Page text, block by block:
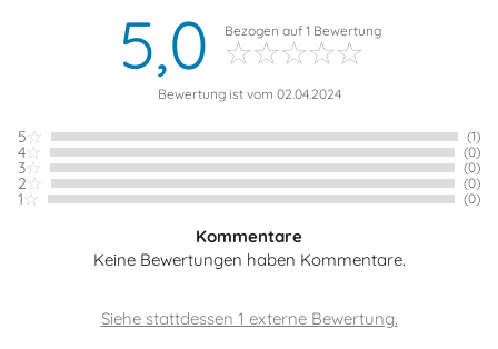
5,0 Bezogen auf 1 Bewertung
Bewertung ist vom 02.04.2024
5 (1)
4 (0)
3 (0)
2 (0)
1 (0)
Kommentare
Keine Bewertungen haben Kommentare.
Siehe stattdessen 1 externe Bewertung.